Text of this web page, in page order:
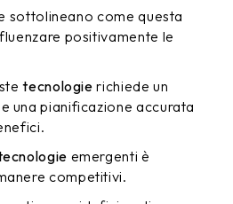
sottolineano come questa
positivamente le
tecnologie richiede un
una pianificazione accurata
emergenti è
competitivi.